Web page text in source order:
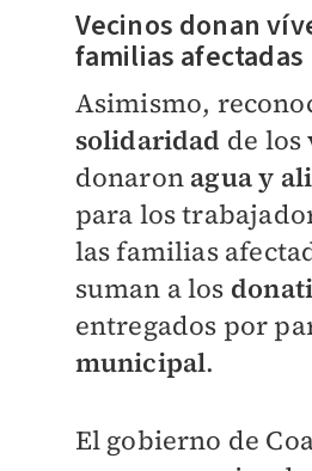
Vecinos donan
familias afectadas
Asimismo,
solidaridad de los
donaron agua y
para los
las familias
suman a los
entregados por
municipal.
El gobierno de